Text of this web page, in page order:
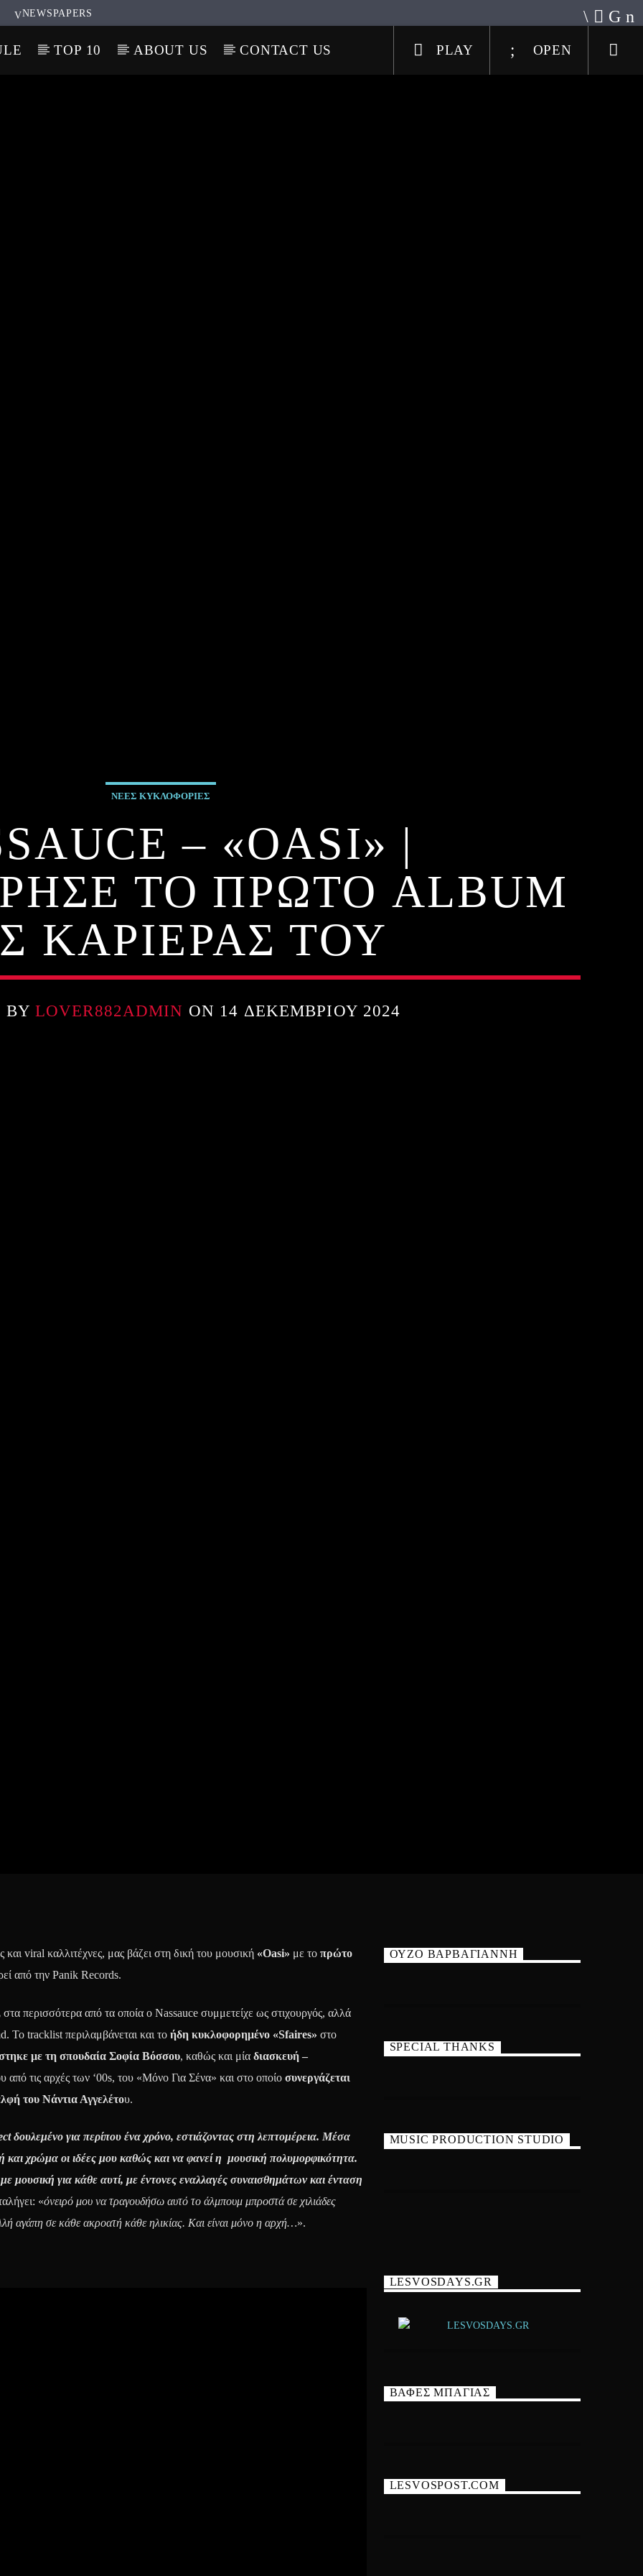
NEWSPAPERS
TOP 10 ABOUT US CONTACT US OPEN
PLAY
ΝΕΕΣ ΚΥΚΛΟΦΟΡΙΕΣ
– «OASI» |
ΤΟ ΠΡΩΤΟ ALBUM
ΚΑΡΙΕΡΑΣ ΤΟΥ
BY LOVER882ADMIN ON 14 ΔΕΚΕΜΒΡΊΟΥ 2024
και viral καλλιτέχνες, μας βάζει στη δική του μουσική«Oasi» με το πρώτο
από την Panik Records.
στα περισσότερα από τα οποία ο Nassauce συμμετείχε ως στιχουργός, αλλά
Το tracklist περιλαμβάνεται και το ήδη κυκλοφορημένο «Sfaires» στο
με τη σπουδαία Σοφία Βόσσου, καθώς και μία διασκευή –
από τις αρχές των ‘00s, του «Μόνο Για Σένα» και στο οποίοσυνεργάζεται
του Νάντια Αγγελέτου.
για περίπου ένα χρόνο, εστιάζοντας στη λεπτομέρεια. Μέσα
χρώμα οι ιδέες μου καθώς και να φανεί η μουσική πολυμορφικότητα.
μουσική για κάθε αυτί, με έντονες εναλλαγές συναισθημάτων και ένταση
«όνειρό μου να τραγουδήσω αυτό το άλμπουμ μπροστά σε χιλιάδες
αγάπη σε κάθε ακροατή κάθε ηλικίας. Και είναι μόνο η αρχή…».
ΟΥΖΟ ΒΑΡΒΑΓΙΑΝΝΗ
SPECIAL THANKS
MUSIC PRODUCTION STUDIO
LESVOSDAYS.GR
ΒΑΦΕΣ ΜΠΑΓΙΑΣ
LESVOSPOST.COM